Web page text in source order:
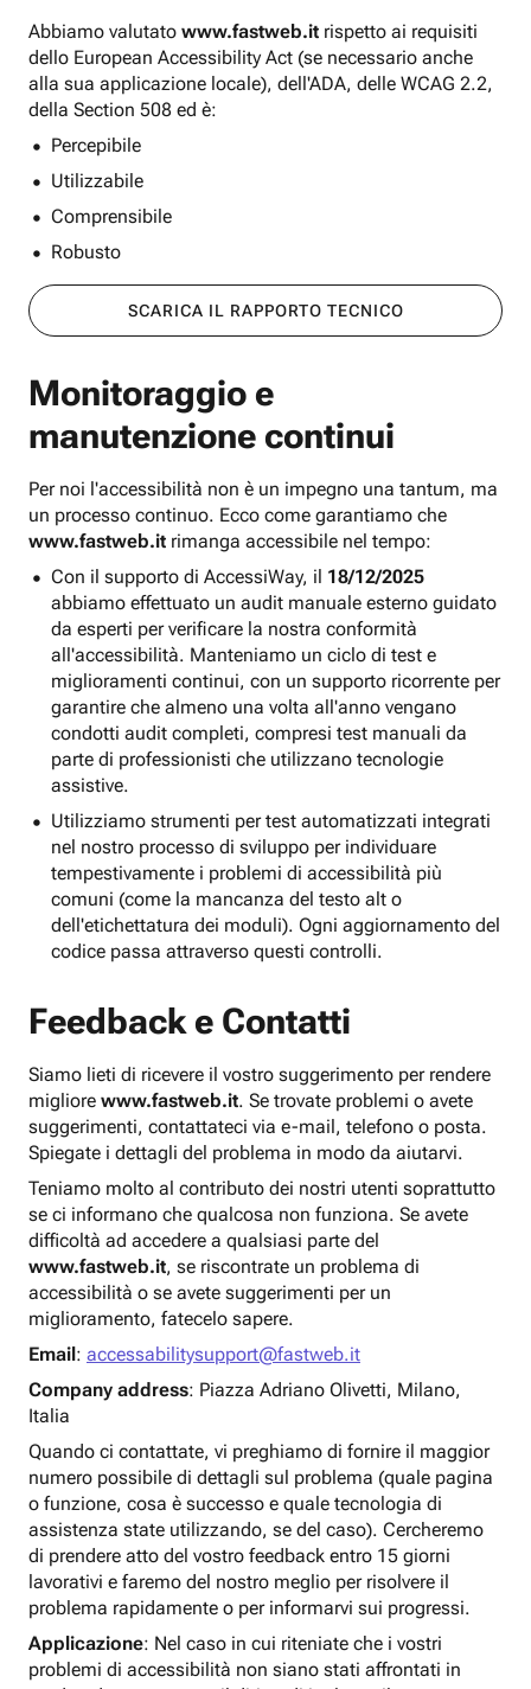
Abbiamo valutato www.fastweb.it rispetto ai requisiti
dello European Accessibility Act (se necessario anche
alla sua applicazione locale), dell'ADA, delle WCAG 2.2,
della Section 508 ed è:
Percepibile
Utilizzabile
Comprensibile
Robusto
SCARICA IL RAPPORTO TECNICO
Monitoraggio e
manutenzione continui
Per noi l'accessibilità non è un impegno una tantum, ma
un processo continuo. Ecco come garantiamo che
www.fastweb.it rimanga accessibile nel tempo:
Con il supporto di AccessiWay, il 18/12/2025
abbiamo effettuato un audit manuale esterno guidato
da esperti per verificare la nostra conformità
all'accessibilità. Manteniamo un ciclo di test e
miglioramenti continui, con un supporto ricorrente per
garantire che almeno una volta all'anno vengano
condotti audit completi, compresi test manuali da
parte di professionisti che utilizzano tecnologie
assistive.
Utilizziamo strumenti per test automatizzati integrati
nel nostro processo di sviluppo per individuare
tempestivamente i problemi di accessibilità più
comuni (come la mancanza del testo alt o
dell'etichettatura dei moduli). Ogni aggiornamento del
codice passa attraverso questi controlli.
Feedback e Contatti
Siamo lieti di ricevere il vostro suggerimento per rendere
migliore www.fastweb.it. Se trovate problemi o avete
suggerimenti, contattateci via e-mail, telefono o posta.
Spiegate i dettagli del problema in modo da aiutarvi.
Teniamo molto al contributo dei nostri utenti soprattutto
se ci informano che qualcosa non funziona. Se avete
difficoltà ad accedere a qualsiasi parte del
www.fastweb.it, se riscontrate un problema di
accessibilità o se avete suggerimenti per un
miglioramento, fatecelo sapere.
Email: accessabilitysupport@fastweb.it
Company address: Piazza Adriano Olivetti, Milano,
Italia
Quando ci contattate, vi preghiamo di fornire il maggior
numero possibile di dettagli sul problema (quale pagina
o funzione, cosa è successo e quale tecnologia di
assistenza state utilizzando, se del caso). Cercheremo
di prendere atto del vostro feedback entro 15 giorni
lavorativi e faremo del nostro meglio per risolvere il
problema rapidamente o per informarvi sui progressi.
Applicazione: Nel caso in cui riteniate che i vostri
problemi di accessibilità non siano stati affrontati in